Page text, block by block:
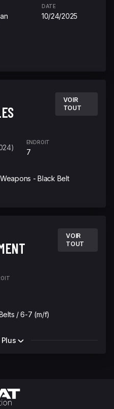
DATE
10/24/2025
VOIR
TOUT
ENDROIT
7
- Black Belt
VOIR
TOUT
/ 6-7 (m/f)